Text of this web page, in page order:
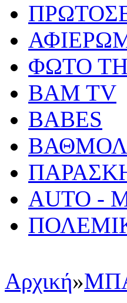
ΦΩΤΟ
BAM TV
BABES
AUTO -
Αρχική»